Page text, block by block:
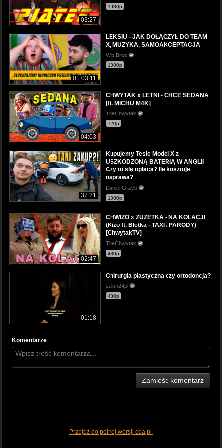
03:27
1080p
01:03:11
LEKSIU - JAK DOŁĄCZYŁ DO TEAM
X, MUZYKA, SAMOAKCEPTACJA
Wip Bros
1080p
04:03
CHWYTAK x LETNI - CHCĘ SEDANA
[ft. MICHU M4K]
TheChwytak
720p
37:21
Kupujemy Tesle Model X z
USZKODZONĄ BATERIĄ W ANGLII
Czy to się opłaca? Ile kosztuje
naprawa?
Daniel Grzyb
1080p
02:47
CHWIZO x ZUZETKA - NA KOLACJI
(Kizo ft. Bletka - TAXI / PARODY)
[ChwytakTV]
TheChwytak
480p
01:18
Chirurgia plastyczna czy ortodoncja?
salon24pl
480p
Komentarze
Zamieść komentarz
Przejdź do pełnej wersji cda.pl